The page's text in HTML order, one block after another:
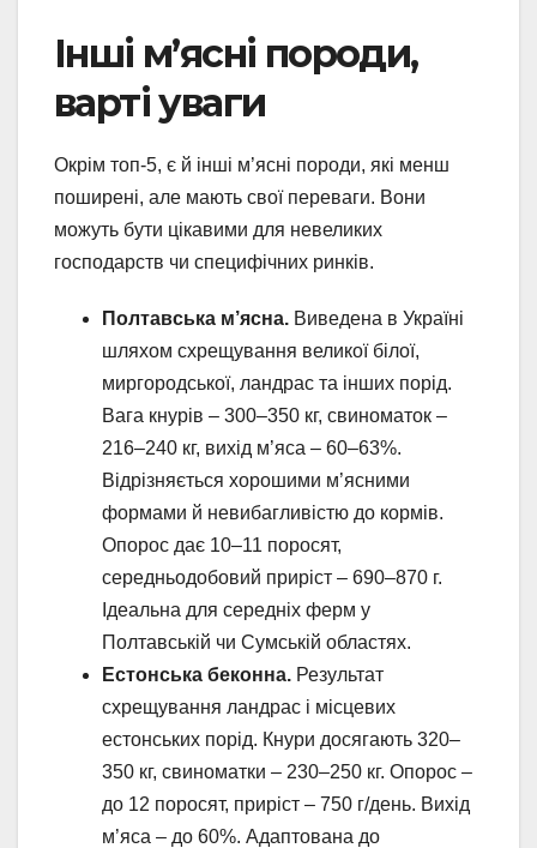
Інші м’ясні породи,
варті уваги
Окрім топ-5, є й інші м’ясні породи, які менш
поширені, але мають свої переваги. Вони
можуть бути цікавими для невеликих
господарств чи специфічних ринків.
Полтавська м’ясна. Виведена в Україні
шляхом схрещування великої білої,
миргородської, ландрас та інших порід.
Вага кнурів – 300–350 кг, свиноматок –
216–240 кг, вихід м’яса – 60–63%.
Відрізняється хорошими м’ясними
формами й невибагливістю до кормів.
Опорос дає 10–11 поросят,
середньодобовий приріст – 690–870 г.
Ідеальна для середніх ферм у
Полтавській чи Сумській областях.
Естонська беконна. Результат
схрещування ландрас і місцевих
естонських порід. Кнури досягають 320–
350 кг, свиноматки – 230–250 кг. Опорос –
до 12 поросят, приріст – 750 г/день. Вихід
м’яса – до 60%. Адаптована до